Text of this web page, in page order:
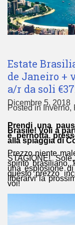
Estate
de Janeiro +
a/r da soli
Dicembre 5, 2018
Posted in Inverno,
Prendi una
Brasile! Voli a
e pernotta
alla spiaggia di
Prezzo niente
STAGIONE!
spirito brasiliano,
una esplosione
questo prezzo
liberarvi la
voi!